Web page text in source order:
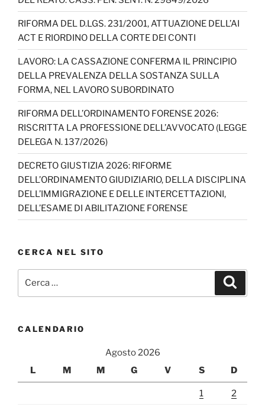
o
o
k
m
n
b
e
C
h
a
n
n
el
RIFORMA DEL D.LGS. 231/2001, ATTUAZIONE DELL’AI
ACT E RIORDINO DELLA CORTE DEI CONTI
LAVORO: LA CASSAZIONE CONFERMA IL PRINCIPIO
DELLA PREVALENZA DELLA SOSTANZA SULLA
FORMA, NEL LAVORO SUBORDINATO
RIFORMA DELL’ORDINAMENTO FORENSE 2026:
RISCRITTA LA PROFESSIONE DELL’AVVOCATO (LEGGE
DELEGA N. 137/2026)
DECRETO GIUSTIZIA 2026: RIFORME
DELL’ORDINAMENTO GIUDIZIARIO, DELLA DISCIPLINA
DELL’IMMIGRAZIONE E DELLE INTERCETTAZIONI,
DELL’ESAME DI ABILITAZIONE FORENSE
CERCA NEL SITO
CALENDARIO
Agosto 2026
L
M M G V S D
1 2